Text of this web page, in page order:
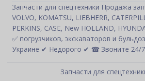
Запчасти для спецтехники Продажа
VOLVO, KOMATSU, LIEBHERR,
PERKINS, CASE, New HOLLAND,
✅ погрузчиков, экскаваторов и
Украине ✔ Недорого ✔ ☎ Звоните 24/7
Запчасти для